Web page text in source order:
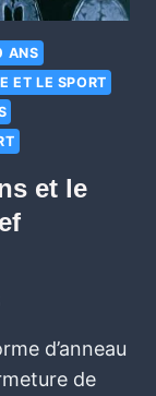
ANS
ET LE SPORT
et le
d’anneau
de